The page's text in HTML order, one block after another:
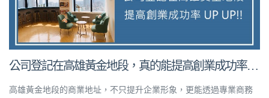
公司登記在高雄黃金地段，真的能提高創業成功率
嗎？
高雄黃金地段的商業地址，不只提升企業形象，更能透過專業商務